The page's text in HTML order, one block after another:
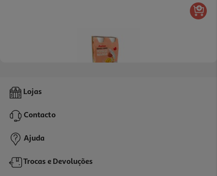
Iogurte Liquido Auchan Pêssego Manga 4x170g
1,36 €
Lojas
Contacto
Ajuda
Trocas e Devoluções